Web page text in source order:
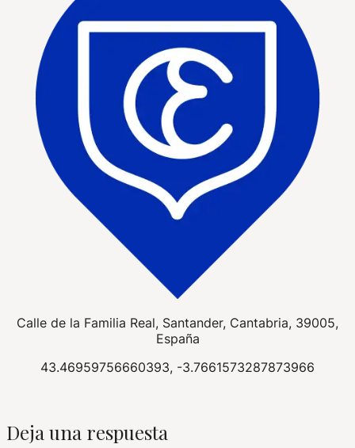
Calle de la Familia Real, Santander, Cantabria, 39005,
España
43.46959756660393, -3.7661573287873966
Deja una respuesta